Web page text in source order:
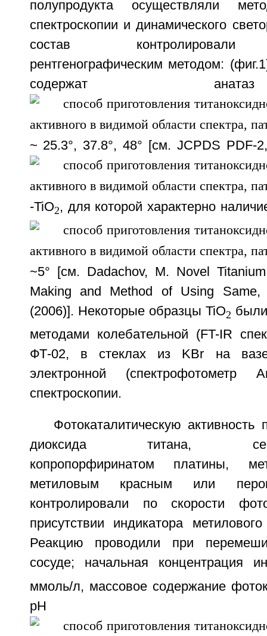
полупродукта осуществляли
спектроскопии и динамического
состав контролировали
рентгенографическим методом:
содержат
~ 25.3°, 37.8°, 48° [см. JCPDS PDF-
-TiO2, для которой характерно
~5° [см. Dadachov, М. Novel
Making and Method of Using Same,
(2006)]. Некоторые образцы TiO2
методами колебательной (FT-IR
ФТ-02, в стеклах из KBr на
электронной
спектроскопии.
Фотокаталитическую активность
диоксида титана,
копропорфиринатом платины,
метиловым красным или
контролировали по скорости
присутствии индикатора
Реакцию проводили при
сосуде; начальная концентрация
ммоль/л, массовое содержание
pH